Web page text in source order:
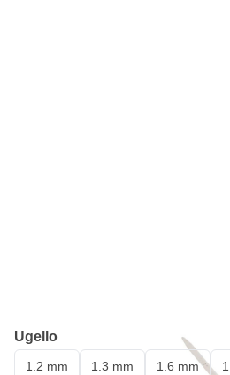
Ugello
1.2 mm 1.3 mm 1.6 mm